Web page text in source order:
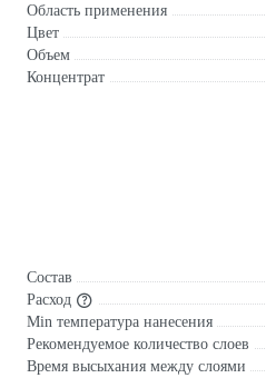
Область применения
Цвет
Объем
Концентрат
Состав
Расход
Min температура нанесения
Рекомендуемое количество слоев
Время высыхания между слоями